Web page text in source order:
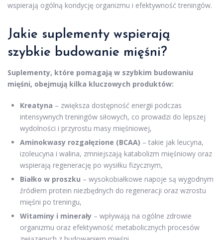
wspierają ogólną kondycję organizmu i efektywność treningów.
Jakie suplementy wspierają
szybkie budowanie mięśni?
Suplementy, które pomagają w szybkim budowaniu
mięśni, obejmują kilka kluczowych produktów:
Kreatyna – zwiększa dostępność energii podczas
intensywnych treningów siłowych, co prowadzi do lepszej
wydolności i przyrostu masy mięśniowej,
Aminokwasy rozgałęzione (BCAA) – takie jak leucyna,
izoleucyna i walina, zmniejszają katabolizm mięśniowy oraz
wspierają regenerację po wysiłku fizycznym,
Białko w proszku – wysokobiałkowe napoje są wygodnym
źródłem protein niezbędnych do regeneracji oraz wzrostu
mięśni po treningu,
Witaminy i minerały – wpływają na ogólne zdrowie
organizmu oraz efektywność metabolicznych procesów